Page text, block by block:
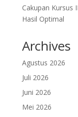
Cakupan Kursus
Hasil Optimal
Archives
Agustus 2026
Juli 2026
Juni 2026
Mei 2026